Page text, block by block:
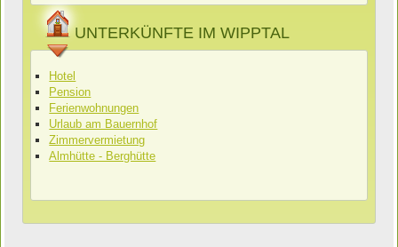
UNTERKÜNFTE IM WIPPTAL
Hotel
Pension
Ferienwohnungen
Urlaub am Bauernhof
Zimmervermietung
Almhütte - Berghütte